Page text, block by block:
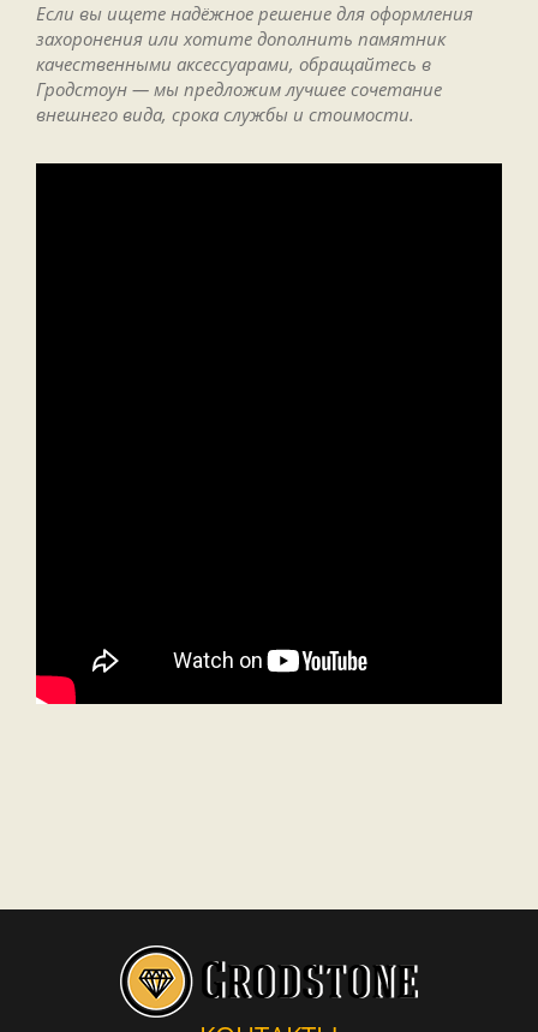
Если вы ищете надёжное решение для оформления
захоронения или хотите дополнить памятник
качественными аксессуарами, обращайтесь в
Гродстоун — мы предложим лучшее сочетание
внешнего вида, срока службы и стоимости.